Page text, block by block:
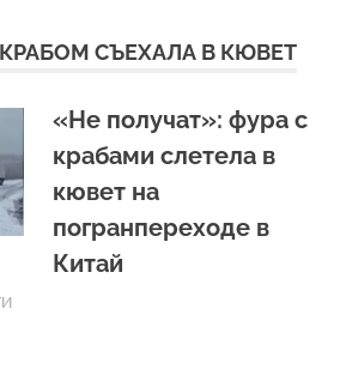
СЪЕХАЛА В КЮВЕТ
«Не получат»: фура с
крабами слетела в
кювет на
погранпереходе в
Китай